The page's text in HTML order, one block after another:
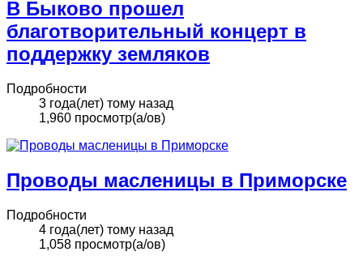
В Быково прошел
благотворительный концерт в
поддержку земляков
Подробности
3 года(лет) тому назад
1,960 просмотр(а/ов)
Проводы масленицы в Приморске
Подробности
4 года(лет) тому назад
1,058 просмотр(а/ов)